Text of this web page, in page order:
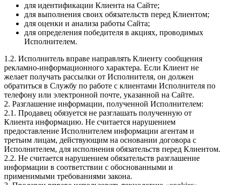
для идентификации Клиента на Сайте;
для выполнения своих обязательств перед Клиентом;
для оценки и анализа работы Сайта;
для определения победителя в акциях, проводимых
Исполнителем.
1.2. Исполнитель вправе направлять Клиенту сообщения
рекламно-информационного характера. Если Клиент не
желает получать рассылки от Исполнителя, он должен
обратиться в Службу по работе с клиентами Исполнителя по
телефону или электронной почте, указанной на Сайте.
2. Разглашение информации, полученной Исполнителем:
2.1. Продавец обязуется не разглашать полученную от
Клиента информацию. Не считается нарушением
предоставление Исполнителем информации агентам и
третьим лицам, действующим на основании договора с
Исполнителем, для исполнения обязательств перед Клиентом.
2.2. Не считается нарушением обязательств разглашение
информации в соответствии с обоснованными и
применимыми требованиями закона.